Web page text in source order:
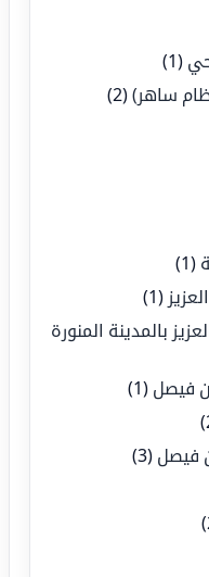
(1)
ساهر)(2)
(1)
(1)
بالمدينة المنورة
فيصل (1)
فيصل (3)